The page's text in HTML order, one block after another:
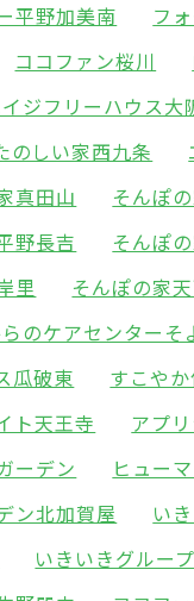
平野加美南 フ
ココファン桜川
ジフリーハウス大
のしい家西九条
真田山 そんぽ
野長吉 そんぽ
里 そんぽの家
のケアセンターそ
瓜破東 すこや
ト天王寺 アプ
ーデン ヒュー
ン北加賀屋 い
いきいきグルー